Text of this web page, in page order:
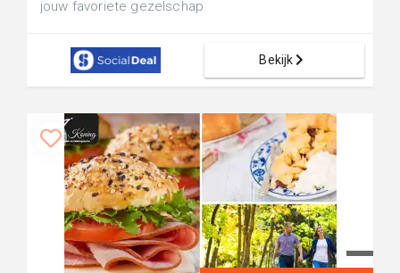
jouw favoriete gezelschap
Bekijk